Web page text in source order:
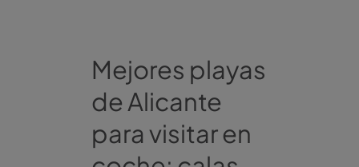
Mejores playas
de Alicante
para visitar en